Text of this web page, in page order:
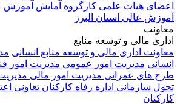
اعضای هیات علمی کارگروه آمایش آموزش
آموزش عالی استان البرز
معاونت
اداری مالی و توسعه منابع
معاونت اداری مالی و توسعه منابع انسانی
انسانی مدیریت امور عمومی مدیریت امور
طرح های عمرانی مدیریت امور مالی
تحول سازمانی اداره رفاه کارکنان تعاونی
کارکنان